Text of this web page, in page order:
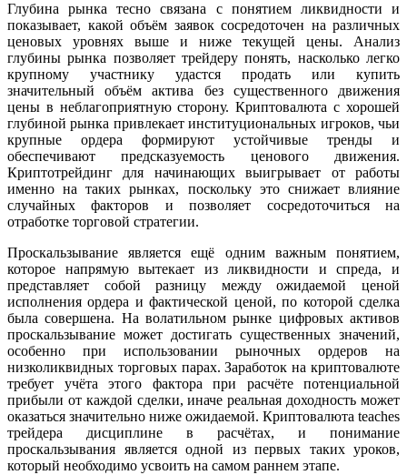
Глубина рынка тесно связана с понятием ликвидности и
показывает, какой объём заявок сосредоточен на различных
ценовых уровнях выше и ниже текущей цены. Анализ
глубины рынка позволяет трейдеру понять, насколько легко
крупному участнику удастся продать или купить
значительный объём актива без существенного движения
цены в неблагоприятную сторону. Криптовалюта с хорошей
глубиной рынка привлекает институциональных игроков, чьи
крупные ордера формируют устойчивые тренды и
обеспечивают предсказуемость ценового движения.
Криптотрейдинг для начинающих выигрывает от работы
именно на таких рынках, поскольку это снижает влияние
случайных факторов и позволяет сосредоточиться на
отработке торговой стратегии.
Проскальзывание является ещё одним важным понятием,
которое напрямую вытекает из ликвидности и спреда, и
представляет собой разницу между ожидаемой ценой
исполнения ордера и фактической ценой, по которой сделка
была совершена. На волатильном рынке цифровых активов
проскальзывание может достигать существенных значений,
особенно при использовании рыночных ордеров на
низколиквидных торговых парах. Заработок на криптовалюте
требует учёта этого фактора при расчёте потенциальной
прибыли от каждой сделки, иначе реальная доходность может
оказаться значительно ниже ожидаемой. Криптовалюта teaches
трейдера дисциплине в расчётах, и понимание
проскальзывания является одной из первых таких уроков,
который необходимо усвоить на самом раннем этапе.